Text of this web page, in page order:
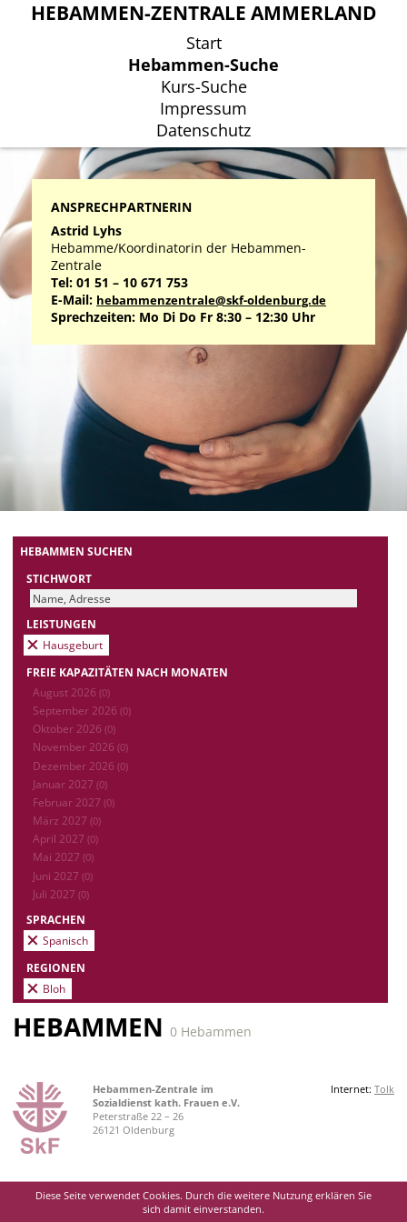
HEBAMMEN-ZENTRALE AMMERLAND
Start
Hebammen-Suche
Kurs-Suche
Impressum
Datenschutz
HEBAMMEN-ZENTRALE AMMERLAND
Start
Hebammen-Suche
Kurs-Suche
Impressum
Datenschutz
ANSPRECHPARTNERIN
Astrid Lyhs
Hebamme/Koordinatorin der Hebammen-
Zentrale
Tel: 01 51 – 10 671 753
E-Mail: hebammenzentrale@skf-oldenburg.de
Sprechzeiten: Mo Di Do Fr 8:30 – 12:30 Uhr
HEBAMMEN SUCHEN
STICHWORT
LEISTUNGEN
Hausgeburt
FREIE KAPAZITÄTEN NACH MONATEN
August 2026 (0)
September 2026 (0)
Oktober 2026 (0)
November 2026 (0)
Dezember 2026 (0)
Januar 2027 (0)
Februar 2027 (0)
März 2027 (0)
April 2027 (0)
Mai 2027 (0)
Juni 2027 (0)
Juli 2027 (0)
SPRACHEN
Spanisch
REGIONEN
Bloh
HEBAMMEN 0 Hebammen
Internet: Tolk
Hebammen-Zentrale im
Sozialdienst kath. Frauen e.V.
Peterstraße 22 – 26
26121 Oldenburg
Diese Seite verwendet Cookies. Durch die weitere Nutzung erklären Sie
sich damit einverstanden.